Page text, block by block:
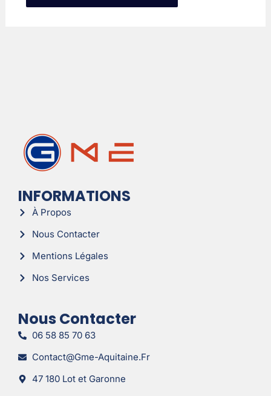
INFORMATIONS
À Propos
Nous Contacter
Mentions Légales
Nos Services
Nous Contacter
06 58 85 70 63
Contact@gme-Aquitaine.fr
47 180 Lot et Garonne